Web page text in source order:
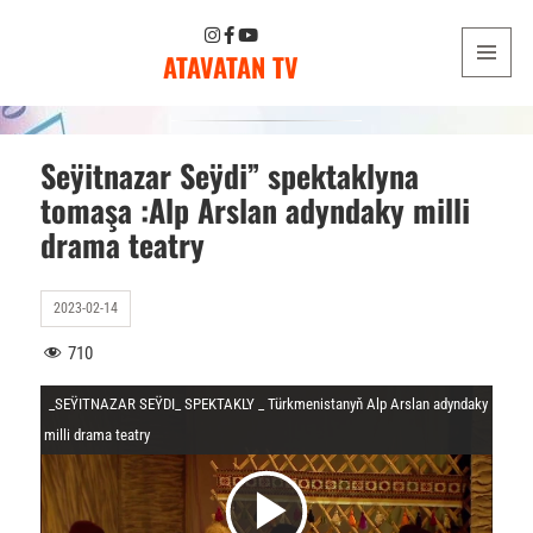
ATAVATAN TV
Seÿitnazar Seÿdi” spektaklyna
tomaşa :Alp Arslan adyndaky milli
drama teatry
2023-02-14
710
_SEŸITNAZAR SEŸDI_ SPEKTAKLY _ Türkmenistanyň Alp Arslan adyndaky
milli drama teatry
V